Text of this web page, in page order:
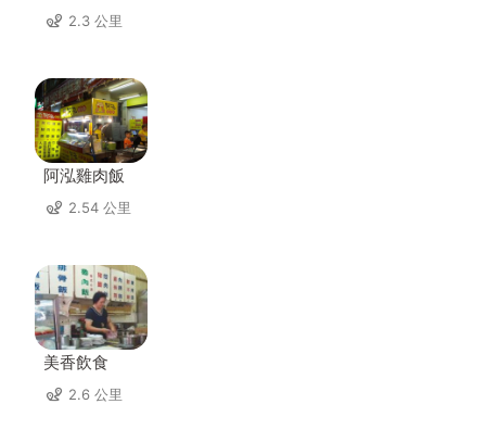
2.3 公里
阿泓雞肉飯
2.54 公里
美香飲食
2.6 公里